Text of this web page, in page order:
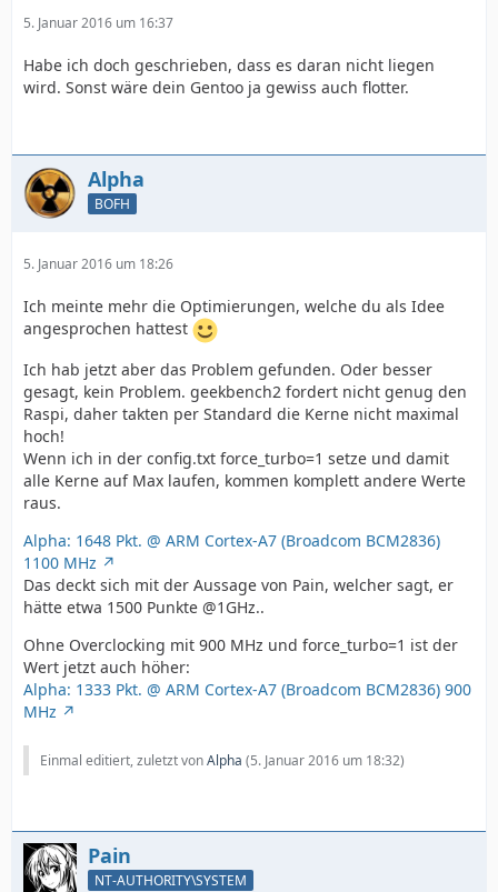
5. Januar 2016 um 16:37
Habe ich doch geschrieben, dass es daran nicht liegen
wird. Sonst wäre dein Gentoo ja gewiss auch flotter.
Alpha
BOFH
5. Januar 2016 um 18:26
Ich meinte mehr die Optimierungen, welche du als Idee
angesprochen hattest
Ich hab jetzt aber das Problem gefunden. Oder besser
gesagt, kein Problem. geekbench2 fordert nicht genug den
Raspi, daher takten per Standard die Kerne nicht maximal
hoch!
Wenn ich in der config.txt force_turbo=1 setze und damit
alle Kerne auf Max laufen, kommen komplett andere Werte
raus.
Alpha: 1648 Pkt. @ ARM Cortex-A7 (Broadcom BCM2836)
1100 MHz
Das deckt sich mit der Aussage von Pain, welcher sagt, er
hätte etwa 1500 Punkte @1GHz..
Ohne Overclocking mit 900 MHz und force_turbo=1 ist der
Wert jetzt auch höher:
Alpha: 1333 Pkt. @ ARM Cortex-A7 (Broadcom BCM2836) 900
MHz
Einmal editiert, zuletzt vonAlpha (5. Januar 2016 um 18:32)
Pain
NT-AUTHORITY\SYSTEM